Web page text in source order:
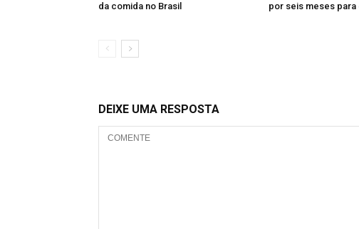
da comida no Brasil
por seis meses para
DEIXE UMA RESPOSTA